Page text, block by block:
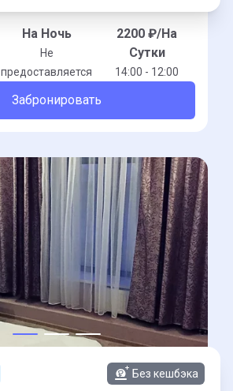
На Ночь
Не
предоставляется
2200 ₽/На
Сутки
14:00 - 12:00
Забронировать
Без кешбэка